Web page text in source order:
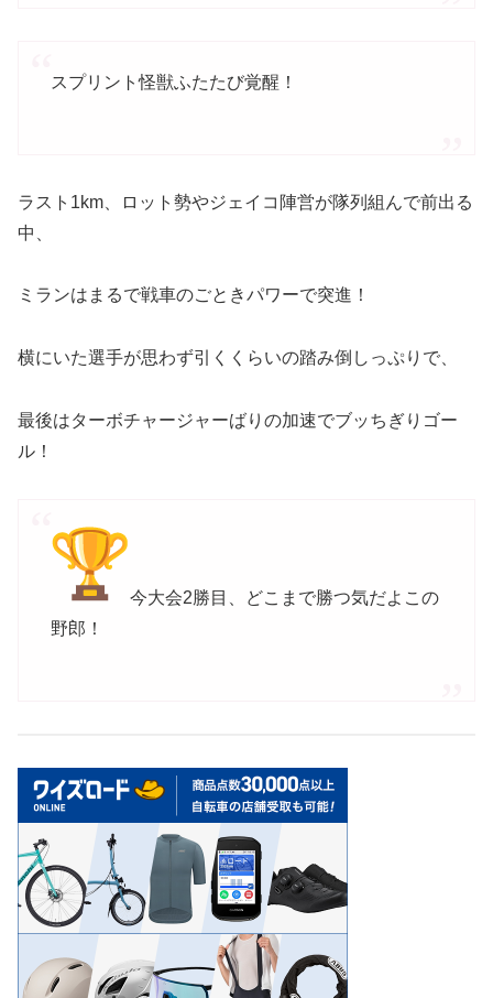
スプリント怪獣ふたたび覚醒！
ラスト1km、ロット勢やジェイコ陣営が隊列組んで前出る
中、
ミランはまるで戦車のごときパワーで突進！
横にいた選手が思わず引くくらいの踏み倒しっぷりで、
最後はターボチャージャーばりの加速でブッちぎりゴー
ル！
今大会2勝目、どこまで勝つ気だよこの
野郎！